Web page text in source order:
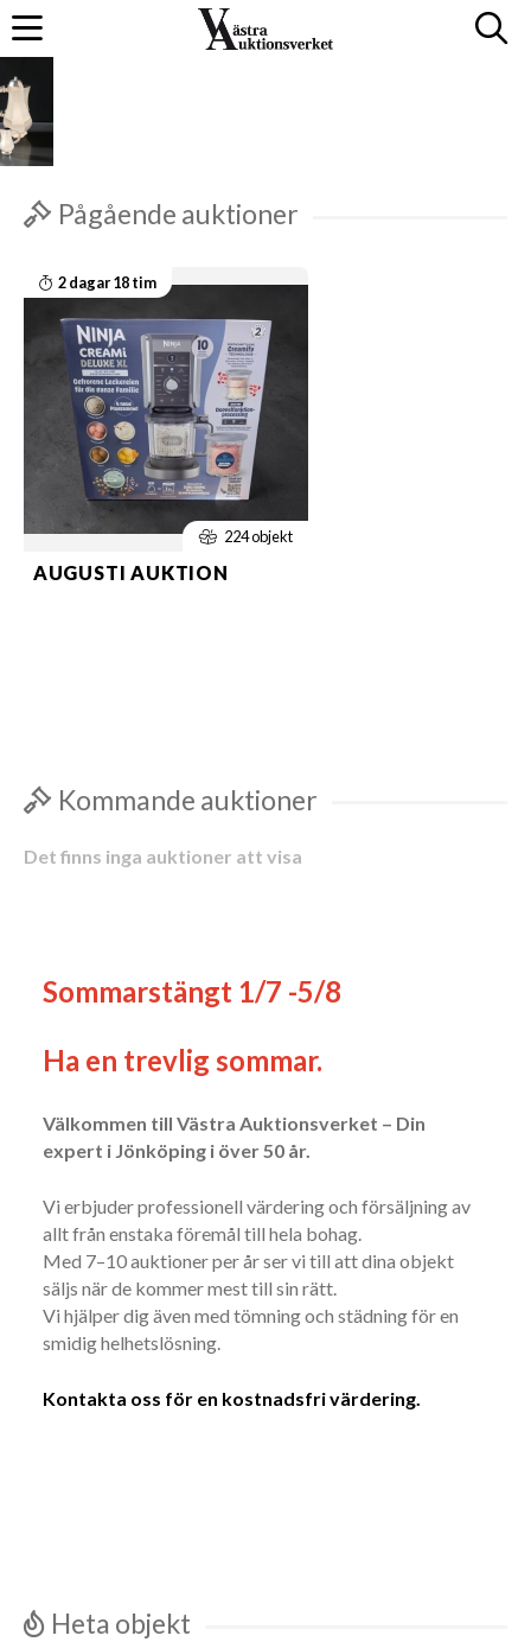
Pågående auktioner
2 dagar 18 tim
224 objekt
AUGUSTI AUKTION
Kommande auktioner
Det finns inga auktioner att visa
Sommarstängt 1/7 -5/8
Ha en trevlig sommar.
Välkommen till Västra Auktionsverket – Din
expert i Jönköping i över 50 år.
Vi erbjuder professionell värdering och försäljning av
allt från enstaka föremål till hela bohag.
Med 7–10 auktioner per år ser vi till att dina objekt
säljs när de kommer mest till sin rätt.
Vi hjälper dig även med tömning och städning för en
smidig helhetslösning.
Kontakta oss för en kostnadsfri värdering.
Heta objekt